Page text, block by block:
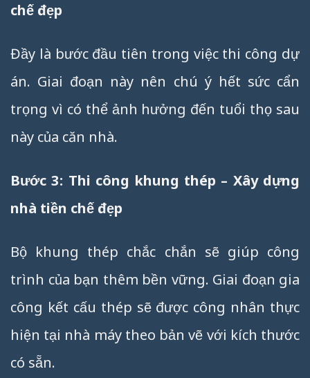
chế đẹp
Đầy là bước đầu tiên trong việc thi công dự
án. Giai đoạn này nên chú ý hết sức cẩn
trọng vì có thể ảnh hưởng đến tuổi thọ sau
này của căn nhà.
Bước 3: Thi công khung thép – Xây dựng
nhà tiền chế đẹp
Bộ khung thép chắc chắn sẽ giúp công
trình của bạn thêm bền vững. Giai đoạn gia
công kết cấu thép sẽ được công nhân thực
hiện tại nhà máy theo bản vẽ với kích thước
có sẵn.